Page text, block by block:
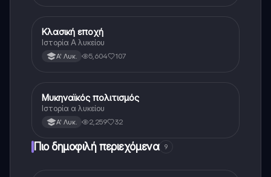
Ιστορία
Κλασική εποχή
Ιστορία Α λυκείου
Α' Λυκ. 5,604 107
Ιστορία
Μυκηναϊκός πολιτισμός
Ιστορία α λυκείου
Α' Λυκ. 2,259 32
Πιο δημοφιλή περιεχόμενα 9